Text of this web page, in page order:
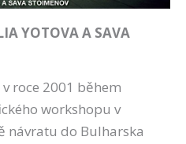
YOTOVA A SAVA
roce 2001 během
workshopu v
návratu do Bulharska